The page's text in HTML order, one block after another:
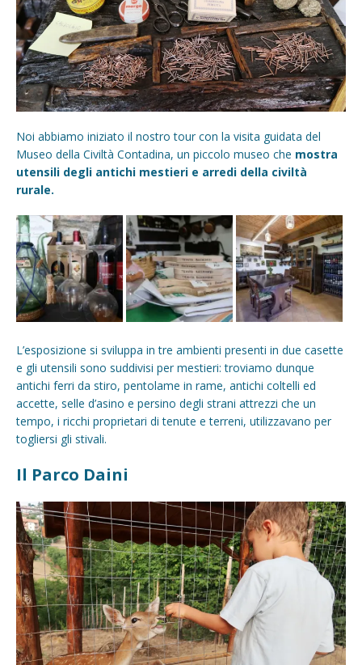
Noi abbiamo iniziato il nostro tour con la visita guidata del
Museo della Civiltà Contadina, un piccolo museo che mostra
utensili degli antichi mestieri e arredi della civiltà
rurale.
L’esposizione si sviluppa in tre ambienti presenti in due casette
e gli utensili sono suddivisi per mestieri: troviamo dunque
antichi ferri da stiro, pentolame in rame, antichi coltelli ed
accette, selle d’asino e persino degli strani attrezzi che un
tempo, i ricchi proprietari di tenute e terreni, utilizzavano per
togliersi gli stivali.
Il Parco Daini